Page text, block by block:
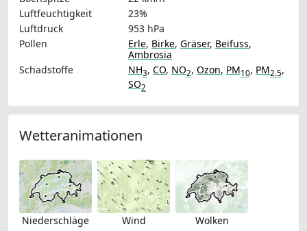
Luftfeuchtigkeit
23%
Luftdruck
953 hPa
Pollen
Erle, Birke, Gräser, Beifuss,
Ambrosia
Schadstoffe
NH3, CO, NO2, Ozon, PM10, PM2.5,
SO2
Wetteranimationen
Niederschläge Wind Wolken